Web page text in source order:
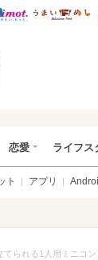
ぴあ総研 ディズ
mimot.
恋愛 ライフス
ト アプリ
てられる1人用ミニコ